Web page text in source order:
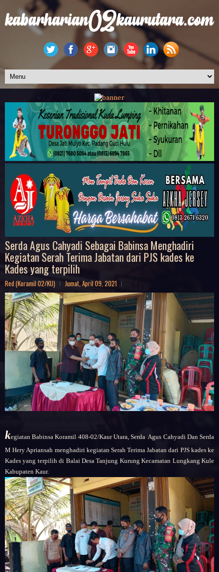
Serda Agus Cahyadi Sebagai Babinsa Menghadiri
Kegiatan Serah Terima Jabatan dari PJS kades ke
Kades yang terpilih
Red (Koramil 02/KU) Jumat, April 09, 2021
kegiatan Babinsa Koramil 408-02/Kaur Utara, Serda Agus Cahyadi Dan Serda
M Hery Apriansah menghadiri kegiatan Serah Terima Jabatan dari PJS kades ke
Kades yang terpilih di Balai Desa Tanjung Kurung Kecamatan Lungkang Kule
Kabupaten Kaur.